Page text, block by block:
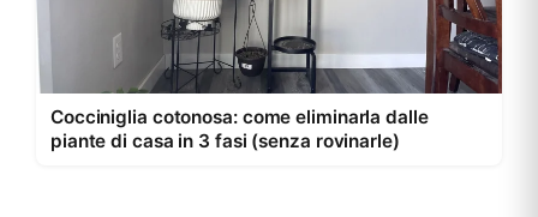
Cocciniglia cotonosa: come eliminarla dalle
piante di casa in 3 fasi (senza rovinarle)